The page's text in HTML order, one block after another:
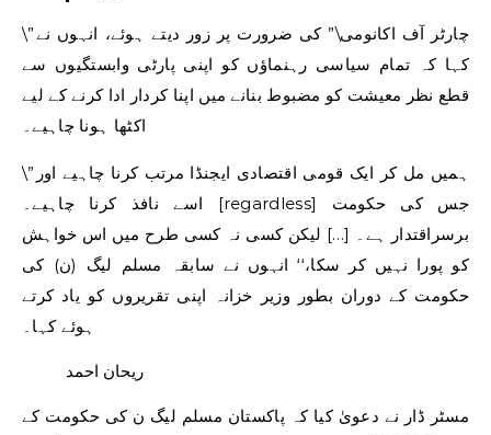
\”چارٹر آف اکانومی\” کی ضرورت پر زور دیتے ہوئے، انہوں نے
کہا کہ تمام سیاسی رہنماؤں کو اپنی پارٹی وابستگیوں سے
قطع نظر معیشت کو مضبوط بنانے میں اپنا کردار ادا کرنے کے لیے
اکٹھا ہونا چاہیے۔
\”ہمیں مل کر ایک قومی اقتصادی ایجنڈا مرتب کرنا چاہیے اور
اسے نافذ کرنا چاہیے۔ [regardless] جس کی حکومت
برسراقتدار ہے۔ […] لیکن کسی نہ کسی طرح میں اس خواہش
کو پورا نہیں کر سکا،‘‘ انہوں نے سابقہ ​​مسلم لیگ (ن) کی
حکومت کے دوران بطور وزیر خزانہ اپنی تقریروں کو یاد کرتے
ہوئے کہا۔
ریحان احمد
مسٹر ڈار نے دعویٰ کیا کہ پاکستان مسلم لیگ ن کی حکومت کے